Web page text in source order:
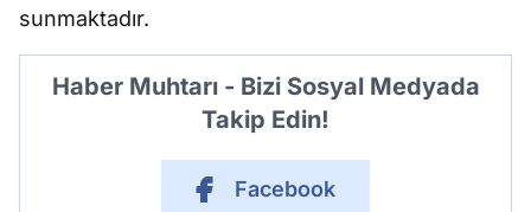
sunmaktadır.
Haber Muhtarı - Bizi Sosyal Medyada
Takip Edin!
Facebook